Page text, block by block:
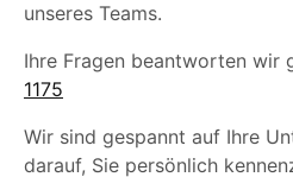
unseres Teams.
Ihre Fragen beantworten wir
1175
Wir sind gespannt auf Ihre
darauf, Sie persönlich